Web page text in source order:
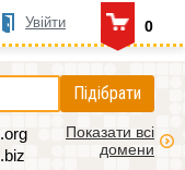
0
Увійти
Підібрати
.org
.biz
Показати всі
домени